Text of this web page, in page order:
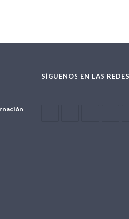
SÍGUENOS EN LAS REDES